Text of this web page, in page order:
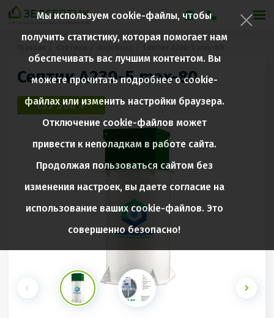
Септик А230-5 max-80
135 560 ₽
Мы используем cookie-файлы, чтобы
получить статистику, которая помогает нам
обеспечивать вас лучшим контентом. Вы
можете прочитать подробнее о cookie-
файлах или изменить настройки браузера.
Отключение cookie-файлов может
привести к неполадкам в работе сайта.
Продолжая пользоваться сайтом без
изменения настроек, вы даете согласие на
использование ваших cookie-файлов. Это
совершенно безопасно!